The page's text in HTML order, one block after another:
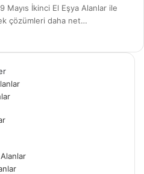
Mayıs İkinci El Eşya Alanlar ile
çözümleri daha net…